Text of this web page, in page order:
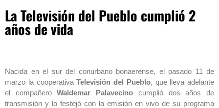
La Televisión del Pueblo cumplió 2
años de vida
Nacida en el sur del conurbano bonaerense, el pasado 11 de
marzo la cooperativaTelevisión del Pueblo, que lleva adelante
el compañeroWaldemar Palavecino cumplió dos años de
transmisión y lo festejó con la emisión en vivo de su programa